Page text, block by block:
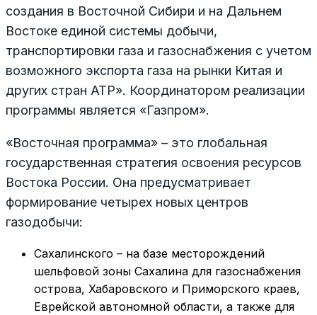
создания в Восточной Сибири и на Дальнем
Востоке единой системы добычи,
транспортировки газа и газоснабжения с учетом
возможного экспорта газа на рынки Китая и
других стран АТР». Координатором реализации
программы является «Газпром».
«Восточная программа» – это глобальная
государственная стратегия освоения ресурсов
Востока России. Она предусматривает
формирование четырех новых центров
газодобычи:
Сахалинского – на базе месторождений
шельфовой зоны Сахалина для газоснабжения
острова, Хабаровского и Приморского краев,
Еврейской автономной области, а также для